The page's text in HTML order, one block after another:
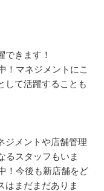
きます！
！マネジメントにこ
して活躍することも
ジメントや店舗管理
るスタッフもいま
！今後も新店舗をど
はまだまだありま